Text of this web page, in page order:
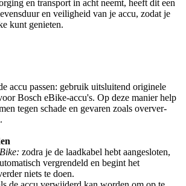
en transport in acht neemt, heeft dit een
en veiligheid van je accu, zodat je
kunt genieten.
accu passen: gebruik uitsluitend originele
Bosch eBike-accu's. Op deze manier help
tegen schade en gevaren zoals overver-
zodra je de laadkabel hebt aangesloten,
vergrendeld en begint het
niets te doen.